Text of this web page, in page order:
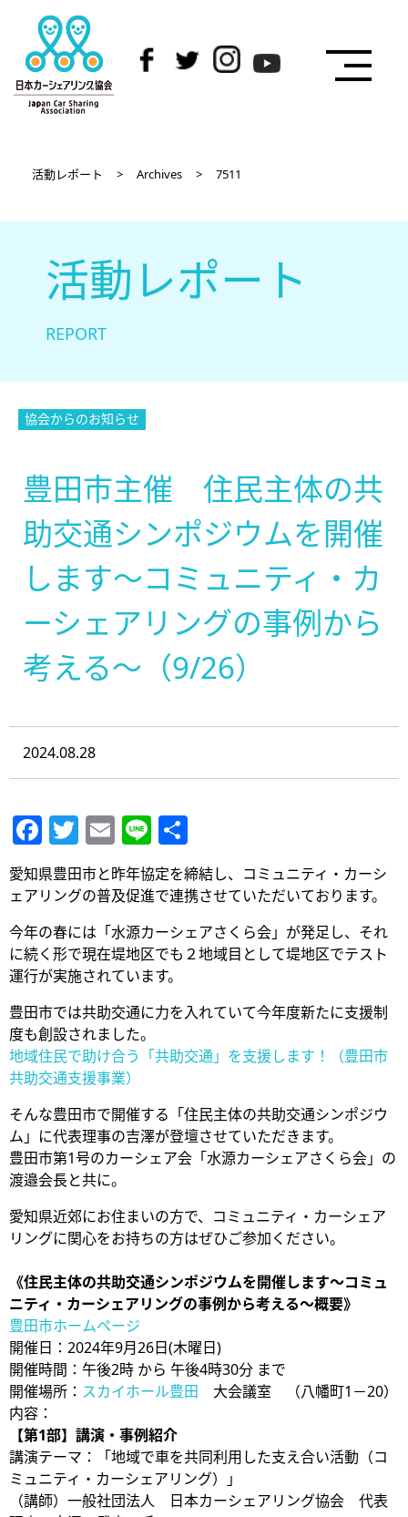
活動レポート > Archives > 7511
活動レポート
REPORT
協会からのお知らせ
豊田市主催 住民主体の共
助交通シンポジウムを開催
します～コミュニティ・カ
ーシェアリングの事例から
考える～（9/26）
2024.08.28
Facebook
Twitter
Email
Line
有
愛知県豊田市と昨年協定を締結し、コミュニティ・カーシ
ェアリングの普及促進で連携させていただいております。
今年の春には「水源カーシェアさくら会」が発足し、それ
に続く形で現在堤地区でも２地域目として堤地区でテスト
運行が実施されています。
豊田市では共助交通に力を入れていて今年度新たに支援制
度も創設されました。
地域住民で助け合う「共助交通」を支援します！（豊田市
共助交通支援事業）
そんな豊田市で開催する「住民主体の共助交通シンポジウ
ム」に代表理事の吉澤が登壇させていただきます。
豊田市第1号のカーシェア会「水源カーシェアさくら会」の
渡邉会長と共に。
愛知県近郊にお住まいの方で、コミュニティ・カーシェア
リングに関心をお持ちの方はぜひご参加ください。
《住民主体の共助交通シンポジウムを開催します～コミュ
ニティ・カーシェアリングの事例から考える～概要》
豊田市ホームページ
開催日：2024年9月26日(木曜日)
開催時間：午後2時 から 午後4時30分 まで
開催場所： スカイホール豊田 大会議室 （八幡町1－20）
内容：
【第1部】講演・事例紹介
講演テーマ：「地域で車を共同利用した支え合い活動（コ
ミュニティ・カーシェアリング）」
（講師）一般社団法人 日本カーシェアリング協会 代表